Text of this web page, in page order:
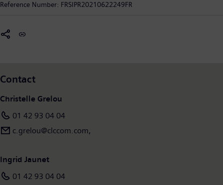
et participe au progrès de la société tout en contribuant à la
Siemens Smart Infrastructure, dont le siège est localisé à Zoug
Reference Number: FRSIPR20210622249FR
Contact
Christelle Grelou
01 42 93 04 04
c.grelou@clccom.com,
Ingrid Jaunet
01 42 93 04 04